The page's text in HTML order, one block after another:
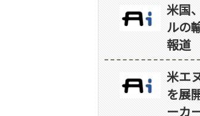
米国
ルの
報道
米エ
を展
ーカ